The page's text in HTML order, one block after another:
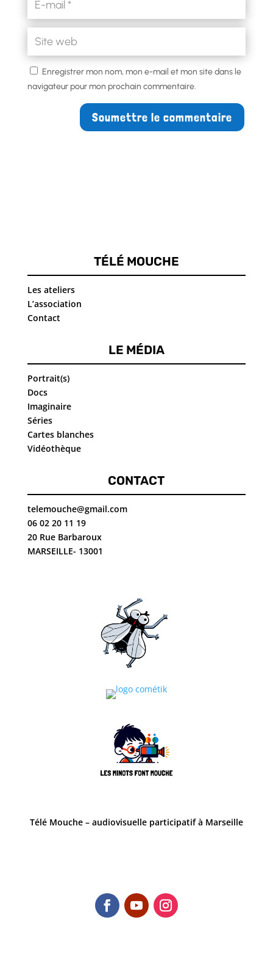
Enregistrer mon nom, mon e-mail et mon site dans le
navigateur pour mon prochain commentaire.
Soumettre le commentaire
TÉLÉ MOUCHE
Les ateliers
L’association
Contact
LE MÉDIA
Portrait(s)
Docs
Imaginaire
Séries
Cartes blanches
Vidéothèque
CONTACT
telemouche@gmail.com
06 02 20 11 19
20 Rue Barbaroux
MARSEILLE- 13001
Télé Mouche – audiovisuelle participatif à Marseille